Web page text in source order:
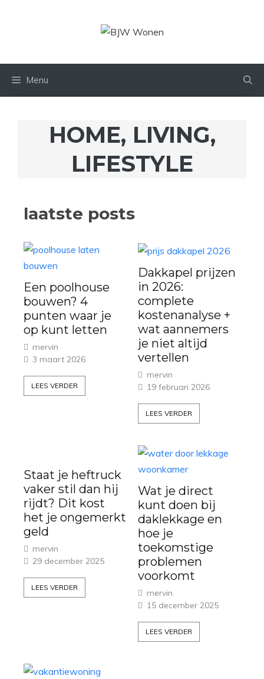
Menu
HOME, LIVING,
LIFESTYLE
laatste posts
Een poolhouse
bouwen? 4
punten waar je
op kunt letten
mervin
3 maart 2026
LEES VERDER
Dakkapel prijzen
in 2026:
complete
kostenanalyse +
wat aannemers
je niet altijd
vertellen
mervin
19 februari 2026
LEES VERDER
Staat je heftruck
vaker stil dan hij
rijdt? Dit kost
het je ongemerkt
geld
mervin
29 december 2025
LEES VERDER
Wat je direct
kunt doen bij
daklekkage en
hoe je
toekomstige
problemen
voorkomt
mervin
15 december 2025
LEES VERDER